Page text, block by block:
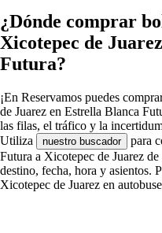
¿Dónde comprar
Xicotepec de
Futura?
¡En Reservamos puedes
de Juarez en Estrella Blanca
las filas, el tráfico y la
Utiliza
nuestro buscador
para
Futura a Xicotepec de Juarez
destino, fecha, hora y asientos.
Xicotepec de Juarez en